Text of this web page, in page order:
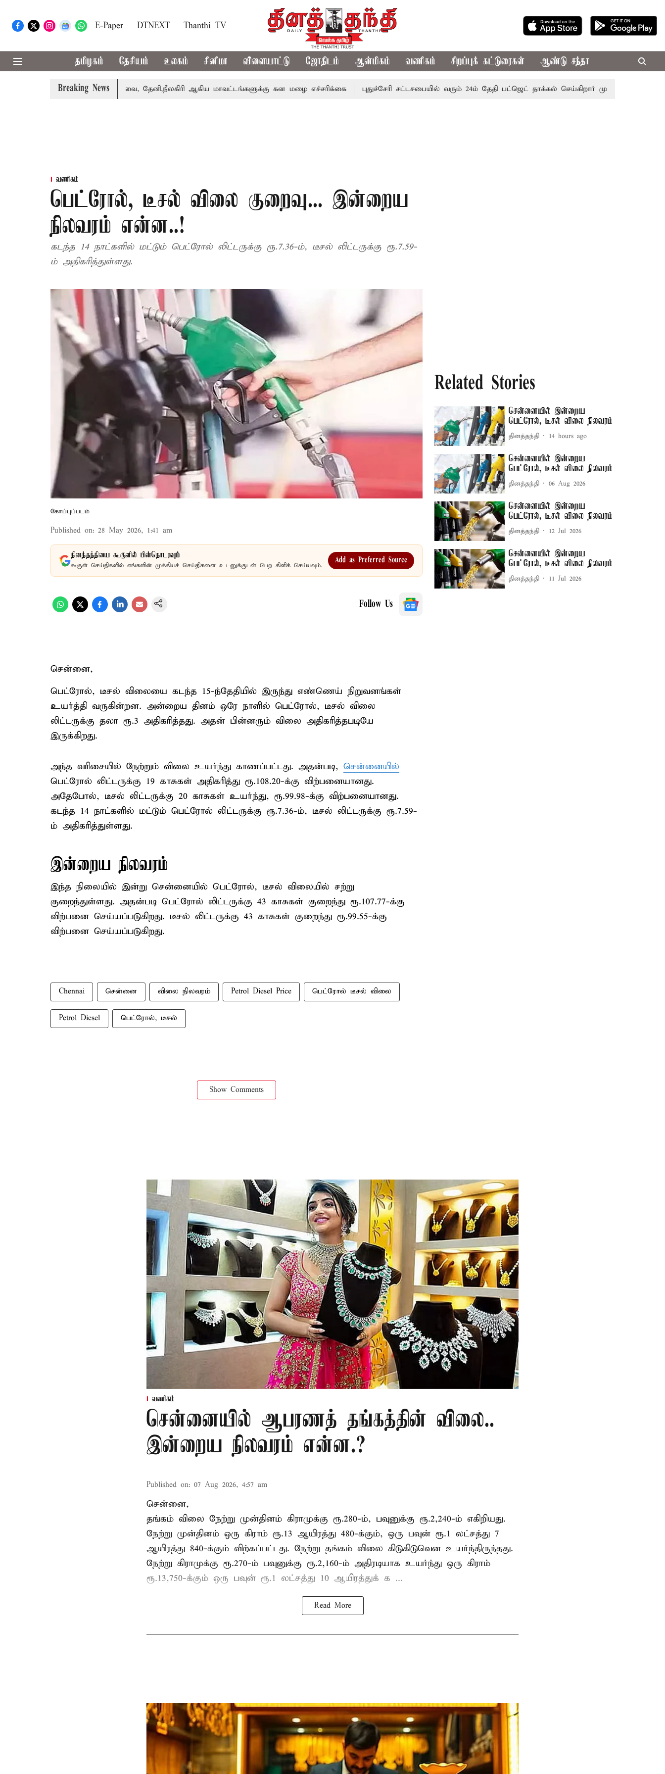
E-Paper DTNEXT Thanthi TV
தமிழகம் தேசியம் உலகம் சினிமா விளையாட்டு ஜோதிடம் ஆன்மிகம் வணிகம் சிறப்புக் கட்டுரைகள் ஆண்டு சந்தா
Breaking News
பெற்றார் சங்கீதா கோவை, தேனி,நீலகிரி ஆகிய மாவட்டங்களுக்கு கன மழை எச்சரிக்கை புதுச்சேரி சட்டசபையில் வரும் 24ம் தேதி பட்ஜெட் தாக்கல் செய்கிறார் முதல்-அமைச்சர் ரங்கசாமி
வணிகம்
பெட்ரோல், டீசல் விலை குறைவு... இன்றைய
நிலவரம் என்ன..!
கடந்த 14 நாட்களில் மட்டும் பெட்ரோல் லிட்டருக்கு ரூ.7.36-ம், டீசல் லிட்டருக்கு ரூ.7.59-
ம் அதிகரித்துள்ளது.
கோப்புப்படம்
Published on: 28 May 2026, 1:41 am
தினத்தந்தியை கூகுளில் பின்தொடரவும்
கூகுள் செய்திகளில் எங்களின் முக்கியச் செய்திகளை உடனுக்குடன் பெற கிளிக் செய்யவும்.
Add as Preferred Source
Follow Us
சென்னை,
பெட்ரோல், டீசல் விலையை கடந்த 15-ந்தேதியில் இருந்து எண்ணெய் நிறுவனங்கள்
உயர்த்தி வருகின்றன. அன்றைய தினம் ஒரே நாளில் பெட்ரோல், டீசல் விலை
லிட்டருக்கு தலா ரூ.3 அதிகரித்தது. அதன் பின்னரும் விலை அதிகரித்தபடியே
இருக்கிறது.
அந்த வரிசையில் நேற்றும் விலை உயர்ந்து காணப்பட்டது. அதன்படி, சென்னையில்
பெட்ரோல் லிட்டருக்கு 19 காசுகள் அதிகரித்து ரூ.108.20-க்கு விற்பனையானது.
அதேபோல், டீசல் லிட்டருக்கு 20 காசுகள் உயர்ந்து, ரூ.99.98-க்கு விற்பனையானது.
கடந்த 14 நாட்களில் மட்டும் பெட்ரோல் லிட்டருக்கு ரூ.7.36-ம், டீசல் லிட்டருக்கு ரூ.7.59-
ம் அதிகரித்துள்ளது.
இன்றைய நிலவரம்
இந்த நிலையில் இன்று சென்னையில் பெட்ரோல், டீசல் விலையில் சற்று
குறைந்துள்ளது. அதன்படி பெட்ரோல் லிட்டருக்கு 43 காசுகள் குறைந்து ரூ.107.77-க்கு
விற்பனை செய்யப்படுகிறது. டீசல் லிட்டருக்கு 43 காசுகள் குறைந்து ரூ.99.55-க்கு
விற்பனை செய்யப்படுகிறது.
Chennai சென்னை விலை நிலவரம் Petrol Diesel Price பெட்ரோல் டீசல் விலை
Petrol Diesel பெட்ரோல், டீசல்
Show Comments
Related Stories
சென்னையில் இன்றைய
பெட்ரோல், டீசல் விலை நிலவரம்
தினத்தந்தி 14 hours ago
சென்னையில் இன்றைய
பெட்ரோல், டீசல் விலை நிலவரம்
தினத்தந்தி 06 Aug 2026
சென்னையில் இன்றைய
பெட்ரோல், டீசல் விலை நிலவரம்
தினத்தந்தி 12 Jul 2026
சென்னையில் இன்றைய
பெட்ரோல், டீசல் விலை நிலவரம்
தினத்தந்தி 11 Jul 2026
வணிகம்
சென்னையில் ஆபரணத் தங்கத்தின் விலை..
இன்றைய நிலவரம் என்ன.?
Published on: 07 Aug 2026, 4:57 am
சென்னை,
தங்கம் விலை நேற்று முன்தினம் கிராமுக்கு ரூ.280-ம், பவுனுக்கு ரூ.2,240-ம் எகிறியது.
நேற்று முன்தினம் ஒரு கிராம் ரூ.13 ஆயிரத்து 480-க்கும், ஒரு பவுன் ரூ.1 லட்சத்து 7
ஆயிரத்து 840-க்கும் விற்கப்பட்டது. நேற்று தங்கம் விலை கிடுகிடுவென உயர்ந்திருந்தது.
நேற்று கிராமுக்கு ரூ.270-ம் பவுனுக்கு ரூ.2,160-ம் அதிரடியாக உயர்ந்து ஒரு கிராம்
ரூ.13,750-க்கும் ஒரு பவுன் ரூ.1 லட்சத்து 10 ஆயிரத்துக் க ...
Read More